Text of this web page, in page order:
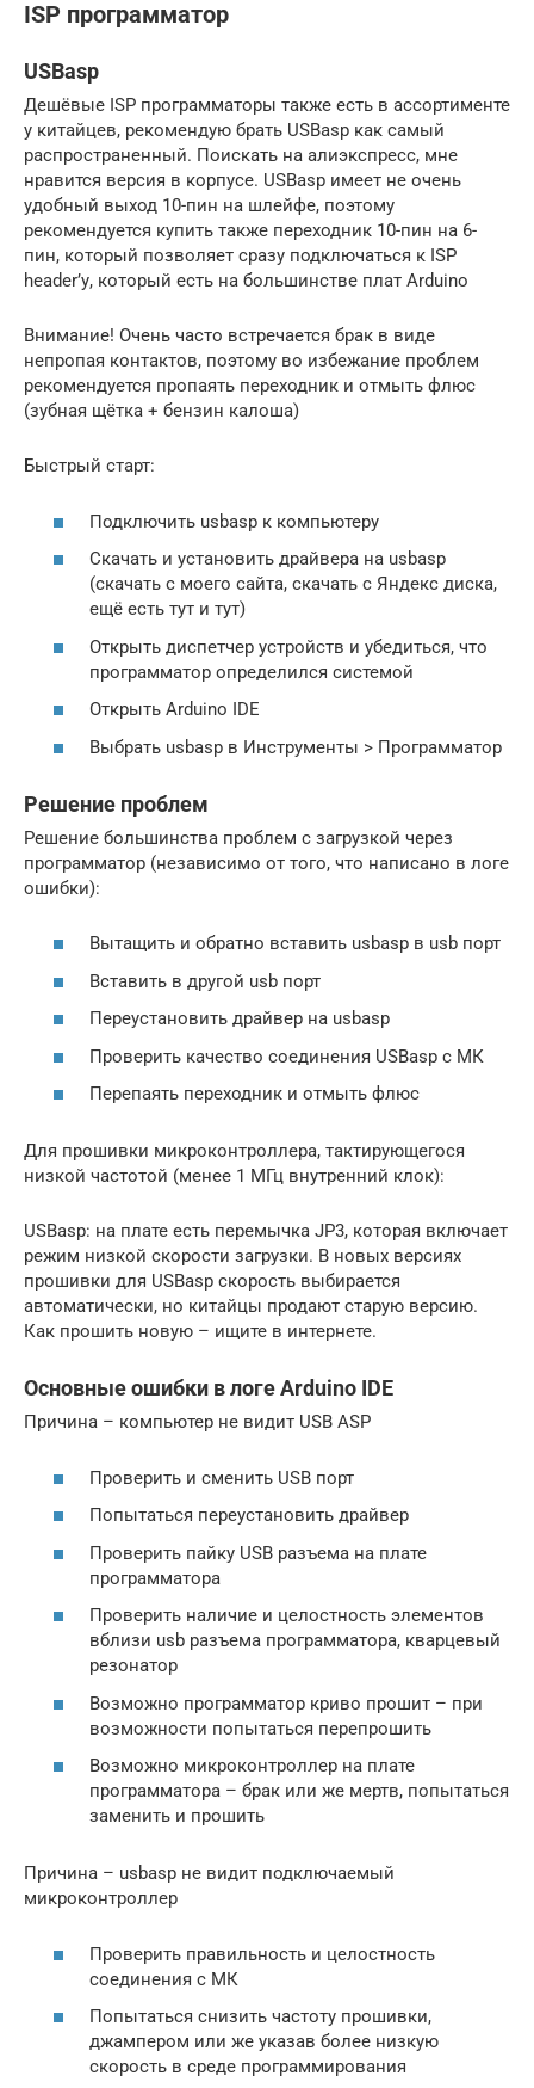
ISP программатор
USBasp
Дешёвые ISP программаторы также есть в ассортименте
у китайцев, рекомендую брать USBasp как самый
распространенный. Поискать на алиэкспресс, мне
нравится версия в корпусе. USBasp имеет не очень
удобный выход 10-пин на шлейфе, поэтому
рекомендуется купить также переходник 10-пин на 6-
пин, который позволяет сразу подключаться к ISP
header’у, который есть на большинстве плат Arduino
Внимание! Очень часто встречается брак в виде
непропая контактов, поэтому во избежание проблем
рекомендуется пропаять переходник и отмыть флюс
(зубная щётка + бензин калоша)
Быстрый старт:
Подключить usbasp к компьютеру
Скачать и установить драйвера на usbasp
(скачать с моего сайта, скачать с Яндекс диска,
ещё есть тут и тут)
Открыть диспетчер устройств и убедиться, что
программатор определился системой
Открыть Arduino IDE
Выбрать usbasp в Инструменты > Программатор
Решение проблем
Решение большинства проблем с загрузкой через
программатор (независимо от того, что написано в логе
ошибки):
Вытащить и обратно вставить usbasp в usb порт
Вставить в другой usb порт
Переустановить драйвер на usbasp
Проверить качество соединения USBasp с МК
Перепаять переходник и отмыть флюс
Для прошивки микроконтроллера, тактирующегося
низкой частотой (менее 1 МГц внутренний клок):
USBasp: на плате есть перемычка JP3, которая включает
режим низкой скорости загрузки. В новых версиях
прошивки для USBasp скорость выбирается
автоматически, но китайцы продают старую версию.
Как прошить новую – ищите в интернете.
Основные ошибки в логе Arduino IDE
Причина – компьютер не видит USB ASP
Проверить и сменить USB порт
Попытаться переустановить драйвер
Проверить пайку USB разъема на плате
программатора
Проверить наличие и целостность элементов
вблизи usb разъема программатора, кварцевый
резонатор
Возможно программатор криво прошит – при
возможности попытаться перепрошить
Возможно микроконтроллер на плате
программатора – брак или же мертв, попытаться
заменить и прошить
Причина – usbasp не видит подключаемый
микроконтроллер
Проверить правильность и целостность
соединения с МК
Попытаться снизить частоту прошивки,
джампером или же указав более низкую
скорость в среде программирования